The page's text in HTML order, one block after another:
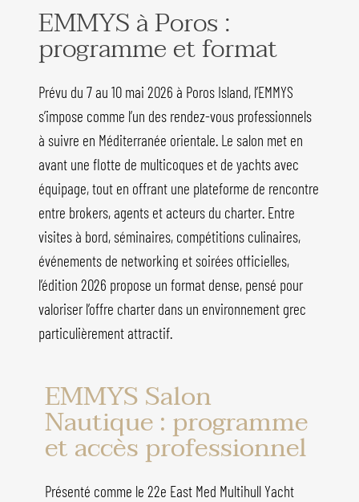
EMMYS à Poros :
programme et format
Prévu du 7 au 10 mai 2026 à Poros Island, l’EMMYS
s’impose comme l’un des rendez-vous professionnels
à suivre en Méditerranée orientale. Le salon met en
avant une flotte de multicoques et de yachts avec
équipage, tout en offrant une plateforme de rencontre
entre brokers, agents et acteurs du charter. Entre
visites à bord, séminaires, compétitions culinaires,
événements de networking et soirées officielles,
l’édition 2026 propose un format dense, pensé pour
valoriser l’offre charter dans un environnement grec
particulièrement attractif.
EMMYS Salon
Nautique : programme
et accès professionnel
Présenté comme le 22e East Med Multihull Yacht